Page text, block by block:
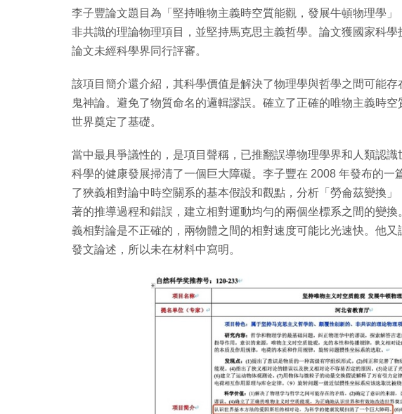
李子豐論文題目為「堅持唯物主義時空質能觀，發展牛頓物理學」
非共識的理論物理項目，並堅持馬克思主義哲學。論文獲國家科
論文未經科學界同行評審。
該項目簡介還介紹，其科學價值是解決了物理學與哲學之間可能
鬼神論。避免了物質命名的邏輯謬誤。確立了正確的唯物主義時
世界奠定了基礎。
當中最具爭議性的，是項目聲稱，已推翻誤導物理學界和人類認
科學的健康發展掃清了一個巨大障礙。李子豐在 2008 年發布的一
了狹義相對論中時空關系的基本假設和觀點，分析「勞侖茲變換
著的推導過程和錯誤，建立相對運動均勻的兩個坐標系之間的變
義相對論是不正確的，兩物體之間的相對速度可能比光速快。他
發文論述，所以未在材料中寫明。